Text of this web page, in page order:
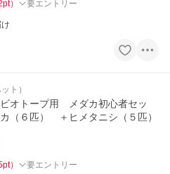
pt） 要エントリー
ト）
ビオトープ用 メダカ初心者セッ
（６匹） ＋ヒメタニシ（５匹）
pt） 要エントリー